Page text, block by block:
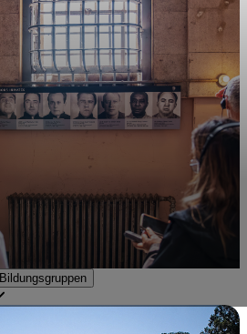
Bildungsgruppen